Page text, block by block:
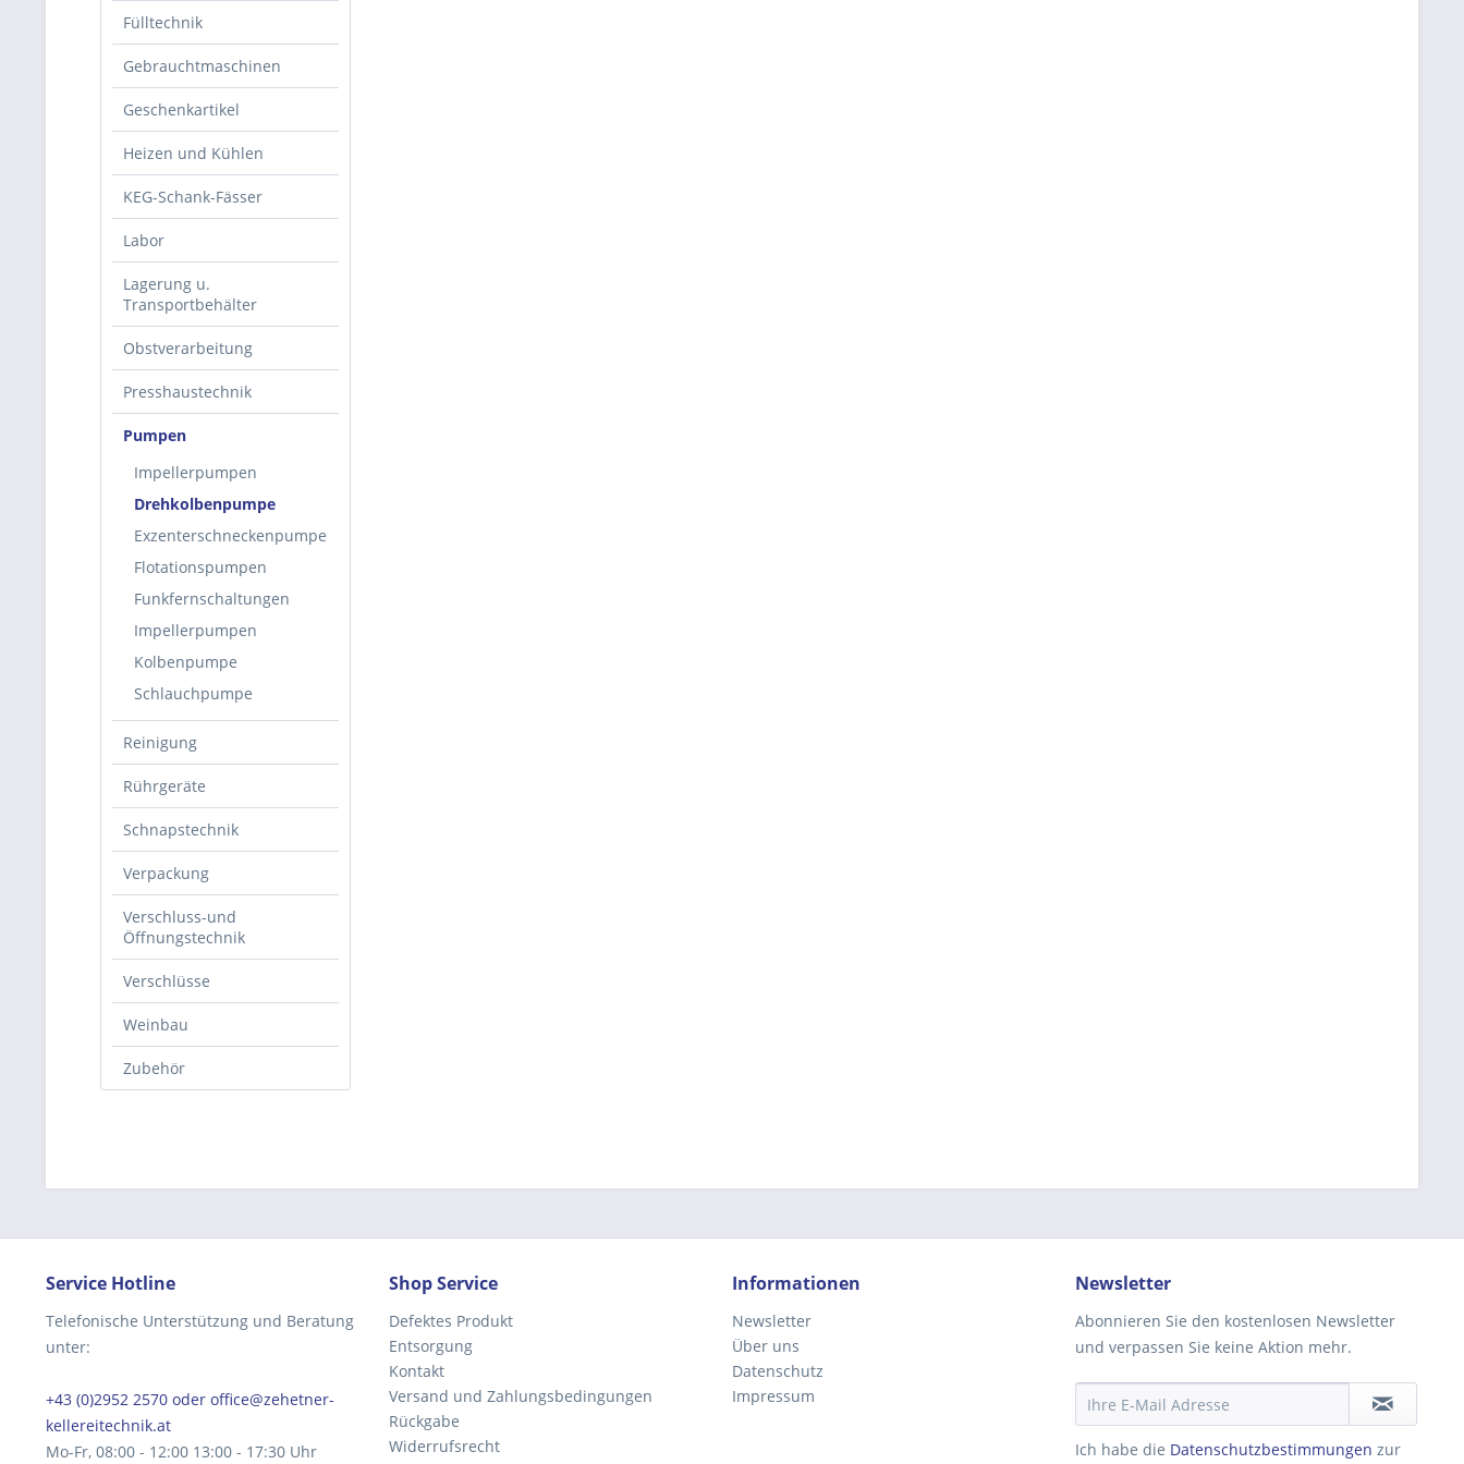
Fülltechnik
Gebrauchtmaschinen
Geschenkartikel
Heizen und Kühlen
KEG-Schank-Fässer
Labor
Lagerung u.
Transportbehälter
Obstverarbeitung
Presshaustechnik
Pumpen
Impellerpumpen
Drehkolbenpumpe
Exzenterschneckenpumpe
Flotationspumpen
Funkfernschaltungen
Impellerpumpen
Kolbenpumpe
Schlauchpumpe
Reinigung
Rührgeräte
Schnapstechnik
Verpackung
Verschluss-und
Öffnungstechnik
Verschlüsse
Weinbau
Zubehör
Service Hotline
Telefonische Unterstützung und Beratung
unter:
+43 (0)2952 2570 oder office@zehetner-
kellereitechnik.at
Mo-Fr, 08:00 - 12:00 13:00 - 17:30 Uhr
Shop Service
Defektes Produkt
Entsorgung
Kontakt
Versand und Zahlungsbedingungen
Rückgabe
Widerrufsrecht
Informationen
Newsletter
Über uns
Datenschutz
Impressum
Newsletter
Abonnieren Sie den kostenlosen Newsletter
und verpassen Sie keine Aktion mehr.
Ich habe die Datenschutzbestimmungen zur